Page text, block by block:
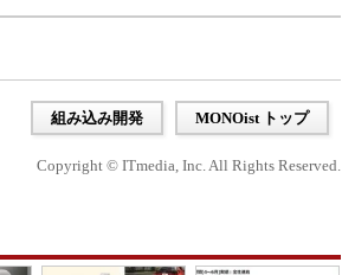
組み込み開発 MONOist トップ
Copyright © ITmedia, Inc. All Rights Reserved.